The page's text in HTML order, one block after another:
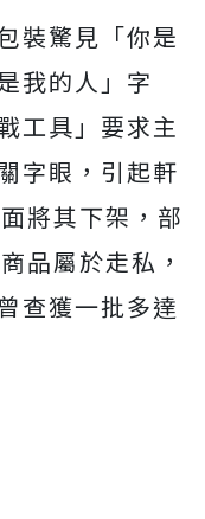
裝驚見「你是
我的人」字
工具」要求主
字眼，引起軒
將其下架，部
品屬於走私，
查獲一批多達